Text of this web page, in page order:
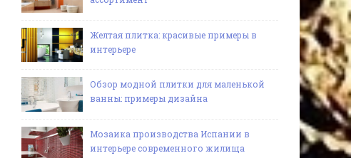
Желтая плитка: красивые примеры в
интерьере
Обзор модной плитки для маленькой
ванны: примеры дизайна
Мозаика производства Испании в
интерьере современного жилища